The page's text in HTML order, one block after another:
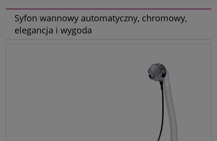
Syfon wannowy automatyczny, chromowy,
elegancja i wygoda